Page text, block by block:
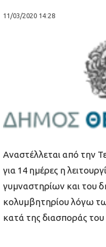
11/03/2020 14:28
Αναστέλλεται από την
για 14 ημέρες η
γυμναστηρίων και του
κολυμβητηρίου λόγω
κατά της διασποράς